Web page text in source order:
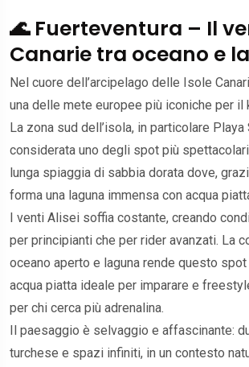
🌊 Fuerteventura – Il
Canarie tra oceano e
Nel cuore dell’arcipelago delle Isole
una delle mete europee più iconiche per il
La zona sud dell’isola, in particolare Playa
considerata uno degli spot più
lunga spiaggia di sabbia dorata dove,
forma una laguna immensa con acqua
I venti Alisei soffia costante, creando
per principianti che per rider avanzati. La
oceano aperto e laguna rende questo spot
acqua piatta ideale per imparare e
per chi cerca più adrenalina.
Il paesaggio è selvaggio e affascinante:
turchese e spazi infiniti, in un contesto